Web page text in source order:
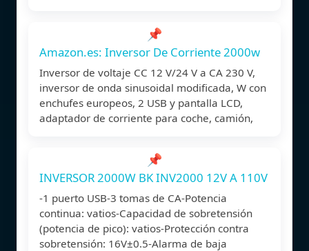
📌
Amazon.es: Inversor De Corriente 2000w
Inversor de voltaje CC 12 V/24 V a CA 230 V,
inversor de onda sinusoidal modificada, W con
enchufes europeos, 2 USB y pantalla LCD,
adaptador de corriente para coche, camión,
📌
INVERSOR 2000W BK INV2000 12V A 110V
-1 puerto USB-3 tomas de CA-Potencia
continua: vatios-Capacidad de sobretensión
(potencia de pico): vatios-Protección contra
sobretensión: 16V±0.5-Alarma de baja